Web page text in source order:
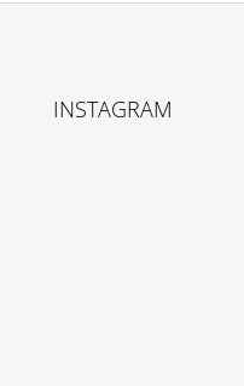
INSTAGRAM